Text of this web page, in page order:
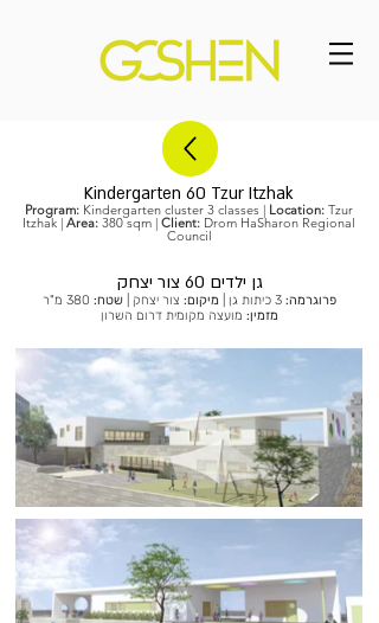
Kindergarten 60 Tzur Itzhak
Program: Kindergarten cluster 3 classes | Location: Tzur
Itzhak | Area: 380 sqm | Client: Drom HaSharon Regional
Council
גן ילדים 60 צור יצחק
פרוגרמה: 3 כיתות גן | מיקום: צור יצחק | שטח:
מזמין: מועצה מקומית דרום השרון